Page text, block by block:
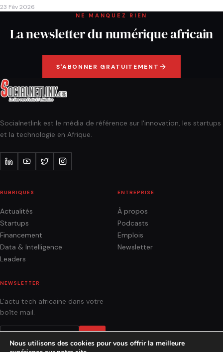
23 Fév 2026
NE MANQUEZ RIEN
La newsletter du numérique africain
S'ABONNER GRATUITEMENT
Socialnetlink est le média de référence sur l'innovation, les startups
et la technologie en Afrique.
RUBRIQUES
Actualités
Startups
Financement
Data & Intelligence
Leaders
ENTREPRISE
À propos
Podcasts
Emplois
Newsletter
NEWSLETTER
L'actu tech africaine dans votre
boîte mail.
Nous utilisons des cookies pour vous offrir la meilleure